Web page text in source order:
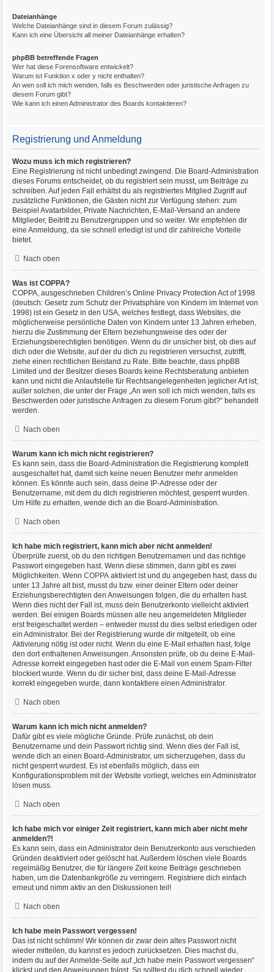
Dateianhänge
Welche Dateianhänge sind in diesem Forum zulässig?
Kann ich eine Übersicht all meiner Dateianhänge erhalten?
phpBB betreffende Fragen
Wer hat diese Forensoftware entwickelt?
Warum ist Funktion x oder y nicht enthalten?
An wen soll ich mich wenden, falls es Beschwerden oder juristische Anfragen zu
diesem Forum gibt?
Wie kann ich einen Administrator des Boards kontaktieren?
Registrierung und Anmeldung
Wozu muss ich mich registrieren?
Eine Registrierung ist nicht unbedingt zwingend. Die Board-Administration
dieses Forums entscheidet, ob du registriert sein musst, um Beiträge zu
schreiben. Auf jeden Fall erhältst du als registriertes Mitglied Zugriff auf
zusätzliche Funktionen, die Gästen nicht zur Verfügung stehen: zum
Beispiel Avatarbilder, Private Nachrichten, E-Mail-Versand an andere
Mitglieder, Beitritt zu Benutzergruppen und so weiter. Wir empfehlen dir
eine Anmeldung, da sie schnell erledigt ist und dir zahlreiche Vorteile
bietet.
Nach oben
Was ist COPPA?
COPPA, ausgeschrieben Children’s Online Privacy Protection Act of 1998
(deutsch: Gesetz zum Schutz der Privatsphäre von Kindern im Internet von
1998) ist ein Gesetz in den USA, welches festlegt, dass Websites, die
möglicherweise persönliche Daten von Kindern unter 13 Jahren erheben,
hierzu die Zustimmung der Eltern beziehungsweise des oder der
Erziehungsberechtigten benötigen. Wenn du dir unsicher bist, ob dies auf
dich oder die Website, auf der du dich zu registrieren versuchst, zutrifft,
ziehe einen rechtlichen Beistand zu Rate. Bitte beachte, dass phpBB
Limited und der Besitzer dieses Boards keine Rechtsberatung anbieten
kann und nicht die Anlaufstelle für Rechtsangelegenheiten jeglicher Art ist;
außer solchen, die unter der Frage „An wen soll ich mich wenden, falls es
Beschwerden oder juristische Anfragen zu diesem Forum gibt?“ behandelt
werden.
Nach oben
Warum kann ich mich nicht registrieren?
Es kann sein, dass die Board-Administration die Registrierung komplett
ausgeschaltet hat, damit sich keine neuen Benutzer mehr anmelden
können. Es könnte auch sein, dass deine IP-Adresse oder der
Benutzername, mit dem du dich registrieren möchtest, gesperrt wurden.
Um Hilfe zu erhalten, wende dich an die Board-Administration.
Nach oben
Ich habe mich registriert, kann mich aber nicht anmelden!
Überprüfe zuerst, ob du den richtigen Benutzernamen und das richtige
Passwort eingegeben hast. Wenn diese stimmen, dann gibt es zwei
Möglichkeiten. Wenn COPPA aktiviert ist und du angegeben hast, dass du
unter 13 Jahre alt bist, musst du bzw. einer deiner Eltern oder deiner
Erziehungsberechtigten den Anweisungen folgen, die du erhalten hast.
Wenn dies nicht der Fall ist, muss dein Benutzerkonto vielleicht aktiviert
werden. Bei einigen Boards müssen alle neu angemeldeten Mitglieder
erst freigeschaltet werden – entweder musst du dies selbst erledigen oder
ein Administrator. Bei der Registrierung wurde dir mitgeteilt, ob eine
Aktivierung nötig ist oder nicht. Wenn du eine E-Mail erhalten hast, folge
den dort enthaltenen Anweisungen. Ansonsten prüfe, ob du deine E-Mail-
Adresse korrekt eingegeben hast oder die E-Mail von einem Spam-Filter
blockiert wurde. Wenn du dir sicher bist, dass deine E-Mail-Adresse
korrekt eingegeben wurde, dann kontaktiere einen Administrator.
Nach oben
Warum kann ich mich nicht anmelden?
Dafür gibt es viele mögliche Gründe. Prüfe zunächst, ob dein
Benutzername und dein Passwort richtig sind. Wenn dies der Fall ist,
wende dich an einen Board-Administrator, um sicherzugehen, dass du
nicht gesperrt wurdest. Es ist ebenfalls möglich, dass ein
Konfigurationsproblem mit der Website vorliegt, welches ein Administrator
lösen muss.
Nach oben
Ich habe mich vor einiger Zeit registriert, kann mich aber nicht mehr
anmelden?!
Es kann sein, dass ein Administrator dein Benutzerkonto aus verschieden
Gründen deaktiviert oder gelöscht hat. Außerdem löschen viele Boards
regelmäßig Benutzer, die für längere Zeit keine Beiträge geschrieben
haben, um die Datenbankgröße zu verringern. Registriere dich einfach
erneut und nimm aktiv an den Diskussionen teil!
Nach oben
Ich habe mein Passwort vergessen!
Das ist nicht schlimm! Wir können dir zwar dein altes Passwort nicht
wieder mitteilen, du kannst es jedoch zurücksetzen. Dies machst du,
indem du auf der Anmelde-Seite auf „Ich habe mein Passwort vergessen“
klickst und den Anweisungen folgst. So solltest du dich schnell wieder